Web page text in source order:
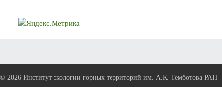
© 2026 Институт экологии горных территорий им. А.К. Темботова РАН